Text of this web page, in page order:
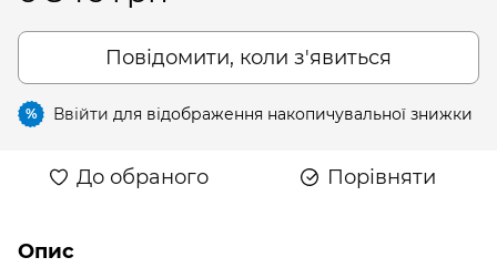
Повідомити, коли з'явиться
% Ввійти для відображення накопичувальної знижки
До обраного Порівняти
Опис